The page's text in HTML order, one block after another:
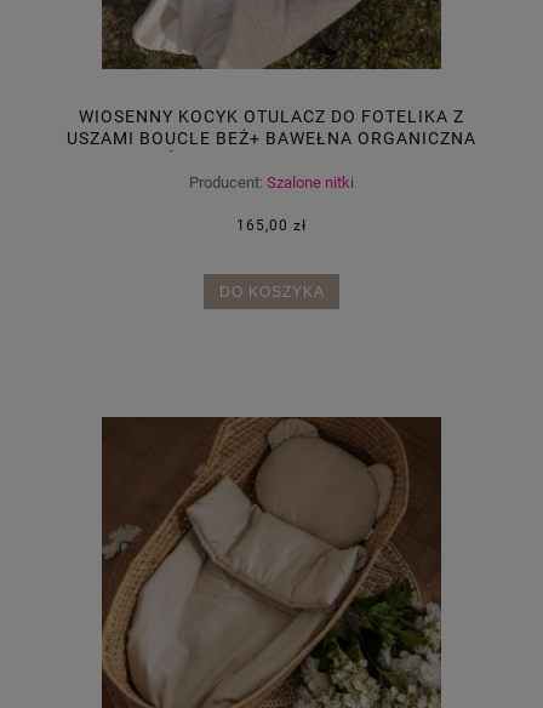
WIOSENNY KOCYK OTULACZ DO FOTELIKA Z
USZAMI BOUCLE BEŻ+ BAWEŁNA ORGANICZNA
Producent: Szalone nitki
165,00 zł
DO KOSZYKA